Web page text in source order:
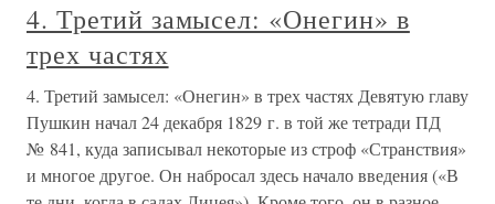
4. Третий замысел: «Онегин» в
трех частях
4. Третий замысел: «Онегин» в трех частях Девятую главу
Пушкин начал 24 декабря 1829 г. в той же тетради ПД
№ 841, куда записывал некоторые из строф «Странствия»
и многое другое. Он набросал здесь начало введения («В